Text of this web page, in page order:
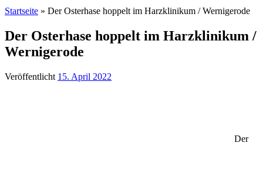
Startseite » Der Osterhase hoppelt im Harzklinikum / Wernigerode
Der Osterhase hoppelt im Harzklinikum /
Wernigerode
Veröffentlicht 15. April 2022
Der